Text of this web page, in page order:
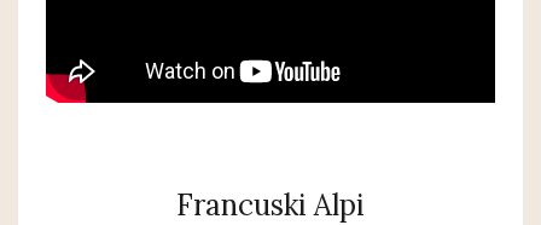
Francuski Alpi